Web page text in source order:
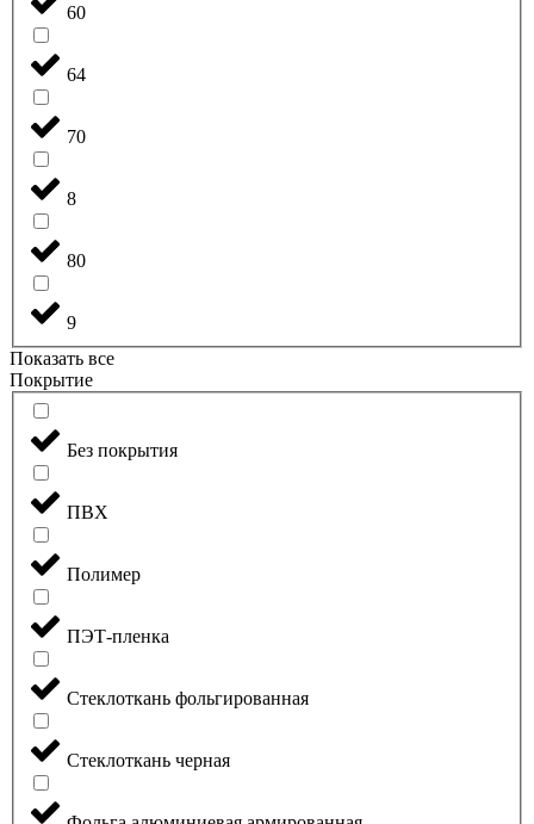
60
64
70
8
80
9
Показать все
Покрытие
Без покрытия
ПВХ
Полимер
ПЭТ-пленка
Стеклоткань фольгированная
Стеклоткань черная